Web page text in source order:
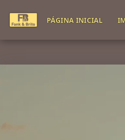
PÁGINA INICIAL